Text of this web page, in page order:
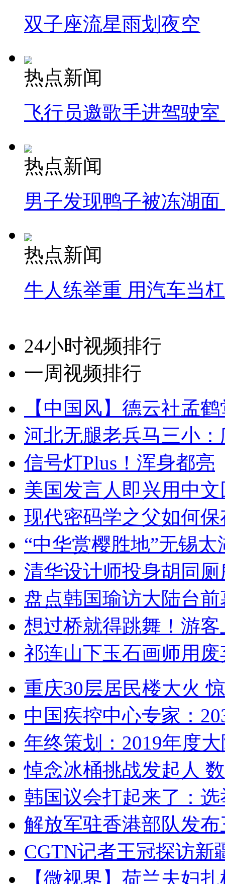
双子座流星雨划夜空
热点新闻
飞行员邀歌手进驾驶
热点新闻
男子发现鸭子被冻湖
热点新闻
牛人练举重 用汽车当
24小时视频排行
一周视频排行
【中国风】德云社孟
河北无腿老兵马三小
信号灯Plus！浑身都亮
美国发言人即兴用中
现代密码学之父如何
“中华赏樱胜地”无锡
清华设计师投身胡同
盘点韩国瑜访大陆台
想过桥就得跳舞！游客
祁连山下玉石画师用
重庆30层居民楼大火
中国疾控中心专家：
年终策划：2019年度
悼念冰桶挑战发起人
韩国议会打起来了：
解放军驻香港部队发
CGTN记者王冠探访新
【微视界】荷兰夫妇